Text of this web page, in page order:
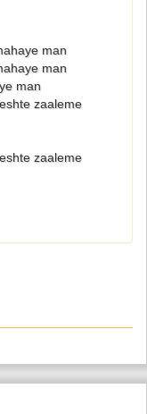
man
man
man
zaaleme
zaaleme